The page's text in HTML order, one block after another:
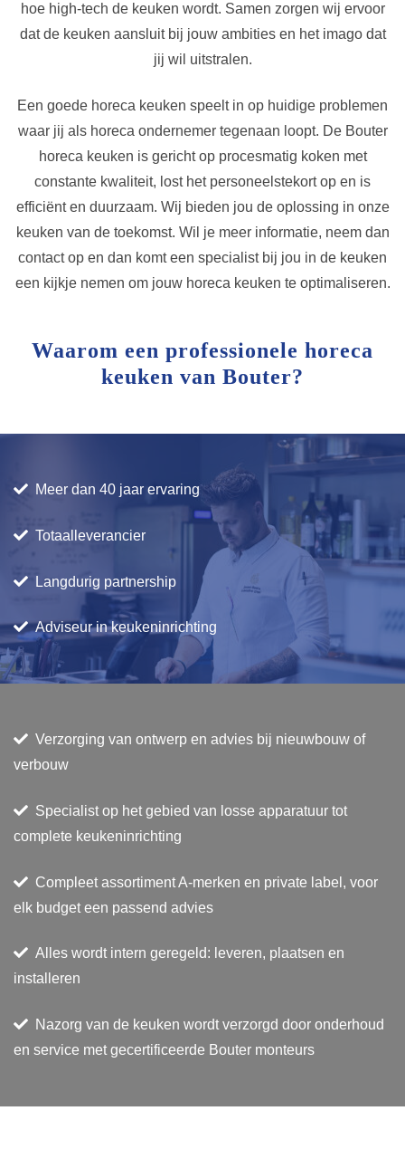
hoe high-tech de keuken wordt. Samen zorgen wij ervoor
dat de keuken aansluit bij jouw ambities en het imago dat
jij wil uitstralen.
Een goede horeca keuken speelt in op huidige problemen
waar jij als horeca ondernemer tegenaan loopt. De Bouter
horeca keuken is gericht op procesmatig koken met
constante kwaliteit, lost het personeelstekort op en is
efficiënt en duurzaam. Wij bieden jou de oplossing in onze
keuken van de toekomst. Wil je meer informatie, neem dan
contact op en dan komt een specialist bij jou in de keuken
een kijkje nemen om jouw horeca keuken te optimaliseren.
Waarom een professionele horeca
keuken van Bouter?
Meer dan 40 jaar ervaring
Totaalleverancier
Langdurig partnership
Adviseur in keukeninrichting
Verzorging van ontwerp en advies bij nieuwbouw of
verbouw
Specialist op het gebied van losse apparatuur tot
complete keukeninrichting
Compleet assortiment A-merken en private label, voor
elk budget een passend advies
Alles wordt intern geregeld: leveren, plaatsen en
installeren
Nazorg van de keuken wordt verzorgd door onderhoud
en service met gecertificeerde Bouter monteurs